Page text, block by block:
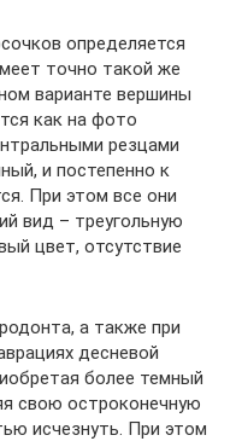
определяется
точно такой же
варианте вершины
как на фото
резцами
и постепенно к
При этом все они
вид – треугольную
цвет, отсутствие
а также при
десневой
более темный
свою остроконечную
исчезнуть. При этом